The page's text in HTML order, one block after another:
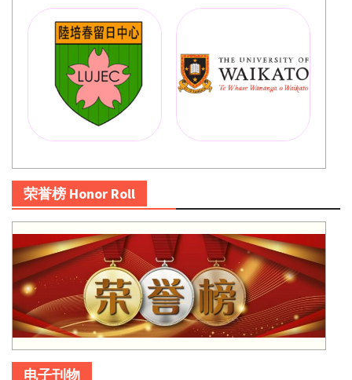
荣誉榜 Honor Roll
电子刊物